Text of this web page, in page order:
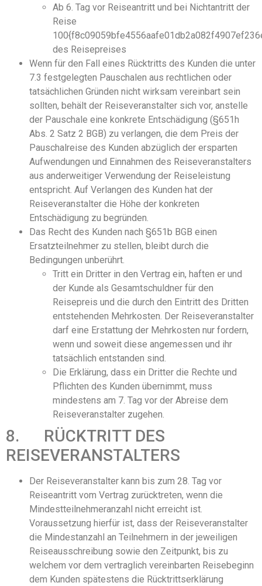
Ab 6. Tag vor Reiseantritt und bei Nichtantritt der
Reise
des Reisepreises
Wenn für den Fall eines Rücktritts des Kunden die unter
7.3 festgelegten Pauschalen aus rechtlichen oder
tatsächlichen Gründen nicht wirksam vereinbart sein
sollten, behält der Reiseveranstalter sich vor, anstelle
der Pauschale eine konkrete Entschädigung (§651h
Abs. 2 Satz 2 BGB) zu verlangen, die dem Preis der
Pauschalreise des Kunden abzüglich der ersparten
Aufwendungen und Einnahmen des Reiseveranstalters
aus anderweitiger Verwendung der Reiseleistung
entspricht. Auf Verlangen des Kunden hat der
Reiseveranstalter die Höhe der konkreten
Entschädigung zu begründen.
Das Recht des Kunden nach §651b BGB einen
Ersatzteilnehmer zu stellen, bleibt durch die
Bedingungen unberührt.
Tritt ein Dritter in den Vertrag ein, haften er und
der Kunde als Gesamtschuldner für den
Reisepreis und die durch den Eintritt des Dritten
entstehenden Mehrkosten. Der Reiseveranstalter
darf eine Erstattung der Mehrkosten nur fordern,
wenn und soweit diese angemessen und ihr
tatsächlich entstanden sind.
Die Erklärung, dass ein Dritter die Rechte und
Pflichten des Kunden übernimmt, muss
mindestens am 7. Tag vor der Abreise dem
Reiseveranstalter zugehen.
8. RÜCKTRITT DES
REISEVERANSTALTERS
Der Reiseveranstalter kann bis zum 28. Tag vor
Reiseantritt vom Vertrag zurücktreten, wenn die
Mindestteilnehmeranzahl nicht erreicht ist.
Voraussetzung hierfür ist, dass der Reiseveranstalter
die Mindestanzahl an Teilnehmern in der jeweiligen
Reiseausschreibung sowie den Zeitpunkt, bis zu
welchem vor dem vertraglich vereinbarten Reisebeginn
dem Kunden spätestens die Rücktrittserklärung